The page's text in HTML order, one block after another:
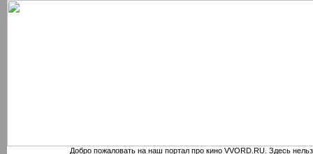
Добро пожаловать на наш портал про кино VVORD.RU. Здесь